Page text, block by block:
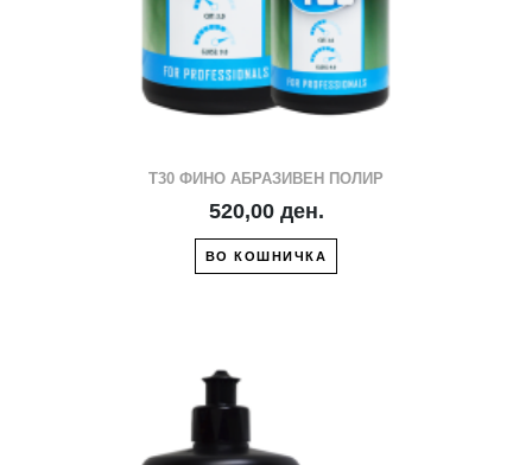
T30 ФИНО АБРАЗИВЕН ПОЛИР
520,00 ден.
ВО КОШНИЧКА